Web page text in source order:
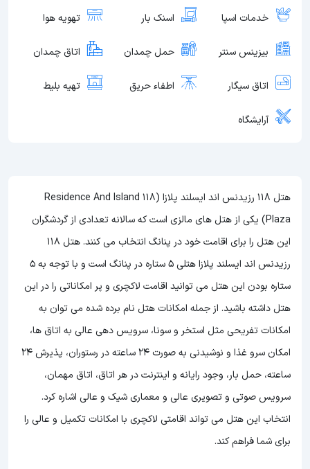
خدمات اسپا اسنک بار تهویه هوا
بیزینس سنتر حمل چمدان اتاق چمدان
اتاق سیگار اطفاء حریق تهیه بلیط
آرایشگاه
هتل 118 رزیدنس اند ایسلند پلازا (118 Residence And Island
Plaza) یکی از هتل های مالزی است که سالانه تعدادی از گردشگران
این هتل را برای اقامت خود در پنانگ انتخاب می کنند. هتل 118
رزیدنس اند ایسلند پلازا هتلی 5 ستاره در پنانگ است و با توجه به 5
ستاره بودن این هتل می توانید اقامت لاکچری و پر امکاناتی را در این
هتل داشته باشید. از جمله امکانات هتل نام برده شده می توان به
امکانات تفریحی مثل استخر و سونا، سرویس دهی عالی به اتاق ها،
امکان سرو غذا و نوشیدنی به صورت 24 ساعته در رستوران، پذیرش 24
ساعته، حمل بار، وجود رایانه و اینترنت در هر اتاق، اتاق مهمان،
سرویس صوتی و تصویری عالی و معماری شیک و عالی اشاره کرد.
انتخاب این هتل می تواند اقامتی لاکچری با امکانات تکمیل و عالی را
برای شما فراهم کند.